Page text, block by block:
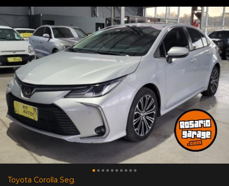
Toyota Corolla Seg.